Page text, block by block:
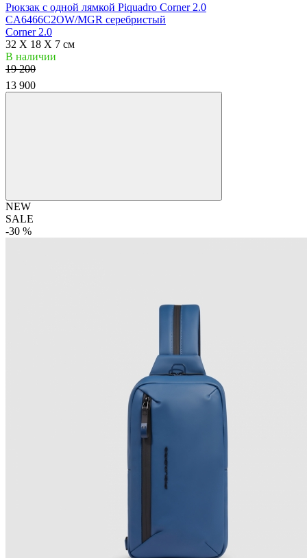
Рюкзак с одной лямкой Piquadro Corner 2.0
CA6466C2OW/MGR серебристый
Corner 2.0
32 X 18 X 7 см
В наличии
19 200
13 900
NEW
SALE
-30 %